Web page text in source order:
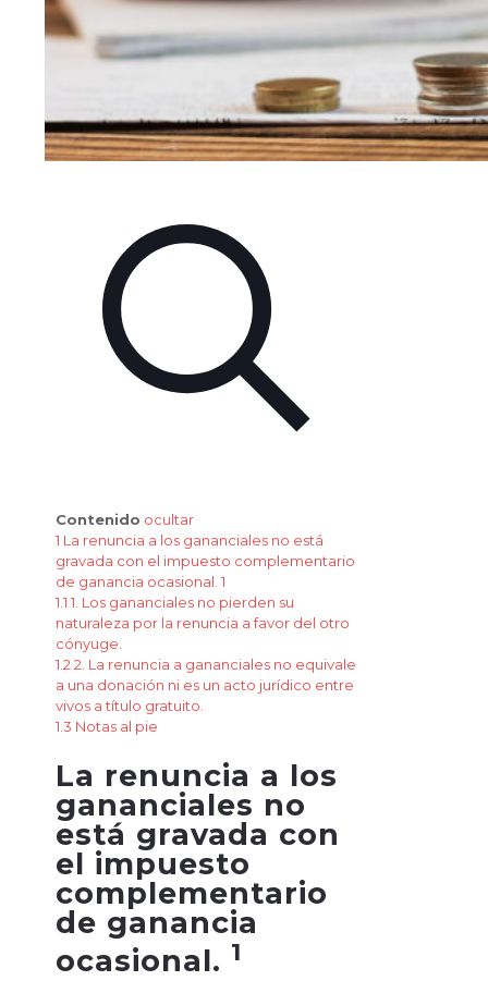
Contenido ocultar
1 La renuncia a los gananciales no está
gravada con el impuesto complementario
de ganancia ocasional. 1
1.1 1. Los gananciales no pierden su
naturaleza por la renuncia a favor del otro
cónyuge.
1.2 2. La renuncia a gananciales no equivale
a una donación ni es un acto jurídico entre
vivos a título gratuito.
1.3 Notas al pie
La renuncia a los
gananciales no
está gravada con
el impuesto
complementario
de ganancia
ocasional. 1